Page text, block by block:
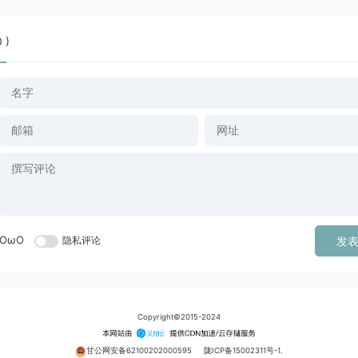
)
OωO 隐私评论 发
Copyright©2015-2024
甘公网安备62100202000595 陇ICP备15002311号-1.